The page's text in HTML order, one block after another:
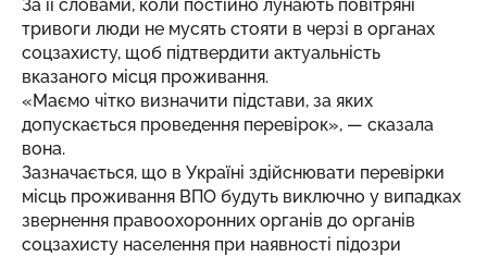
За її словами, коли постійно лунають повітряні
тривоги люди не мусять стояти в черзі в органах
соцзахисту, щоб підтвердити актуальність
вказаного місця проживання.
«Маємо чітко визначити підстави, за яких
допускається проведення перевірок», — сказала
вона.
Зазначається, що в Україні здійснювати перевірки
місць проживання ВПО будуть виключно у випадках
звернення правоохоронних органів до органів
соцзахисту населення при наявності підозри